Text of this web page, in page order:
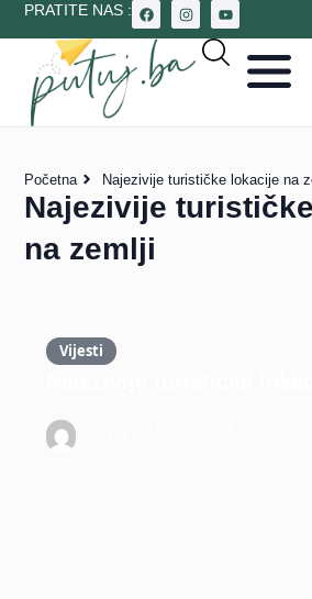
PRATITE NAS :
Početna Najezivije turističke lokacije na
Najezivije
na zemlji
Vijesti